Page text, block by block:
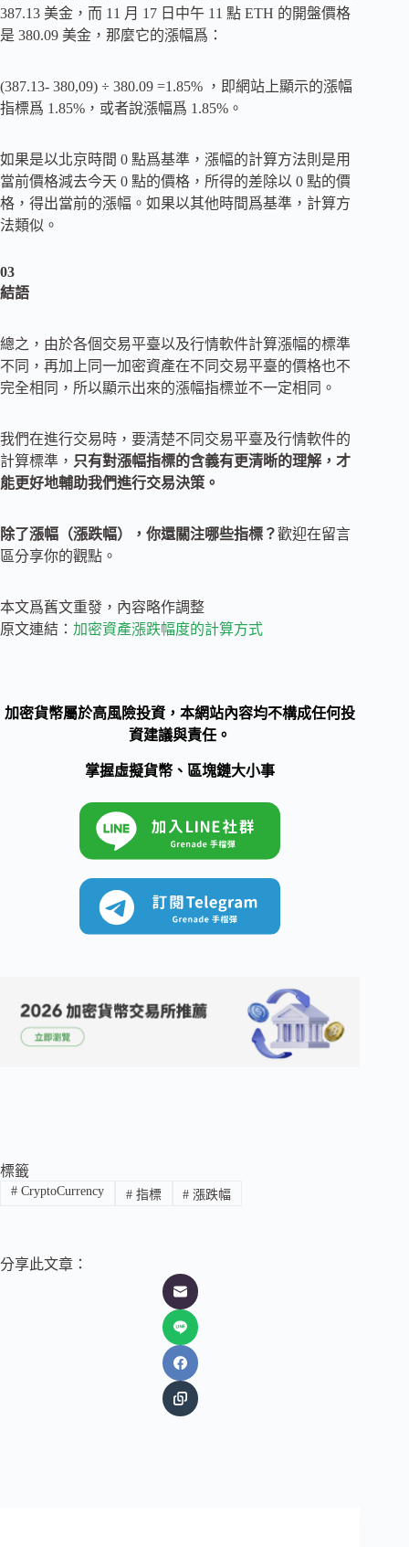
387.13 美金，而 11 月 17 日中午 11 點 ETH 的開盤價格
是 380.09 美金，那麼它的漲幅爲：
(387.13- 380,09) ÷ 380.09 =1.85% ，即網站上顯示的漲幅
指標爲 1.85%，或者說漲幅爲 1.85%。
如果是以北京時間 0 點爲基準，漲幅的計算方法則是用
當前價格減去今天 0 點的價格，所得的差除以 0 點的價
格，得出當前的漲幅。如果以其他時間爲基準，計算方
法類似。
03
結語
總之，由於各個交易平臺以及行情軟件計算漲幅的標準
不同，再加上同一加密資產在不同交易平臺的價格也不
完全相同，所以顯示出來的漲幅指標並不一定相同。
我們在進行交易時，要清楚不同交易平臺及行情軟件的
計算標準， 只有對漲幅指標的含義有更清晰的理解，才
能更好地輔助我們進行交易決策。
除了漲幅（漲跌幅），你還關注哪些指標？歡迎在留言
區分享你的觀點。
本文爲舊文重發，內容略作調整
原文連結： 加密資產漲跌幅度的計算方式
加密貨幣屬於高風險投資，本網站內容均不構成任何投
資建議與責任。
掌握虛擬貨幣、區塊鏈大小事
標籤
#CryptoCurrency #指標 # 漲跌幅
分享此文章：